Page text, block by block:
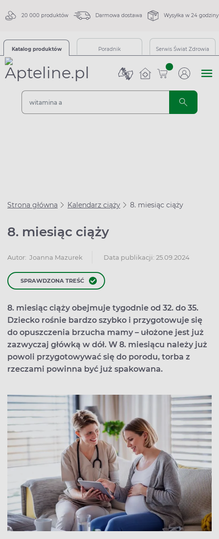
20 000 produktów Darmowa dostawa Wysyłka w 24 godziny
Katalog produktów Poradnik Serwis Świat Zdrowia
sztuk
Strona główna Kalendarz ciąży 8. miesiąc ciąży
8. miesiąc ciąży
Autor: Joanna Mazurek Data publikacji: 25.09.2024
SPRAWDZONA TREŚĆ
8. miesiąc ciąży obejmuje tygodnie od 32. do 35.
Dziecko rośnie bardzo szybko i przygotowuje się
do opuszczenia brzucha mamy – ułożone jest już
zazwyczaj główką w dół. W 8. miesiącu należy już
powoli przygotowywać się do porodu, torba z
rzeczami powinna być już spakowana.